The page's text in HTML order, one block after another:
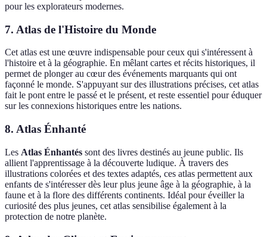
pour les explorateurs modernes.
7. Atlas de l'Histoire du Monde
Cet atlas est une œuvre indispensable pour ceux qui s'intéressent à
l'histoire et à la géographie. En mêlant cartes et récits historiques, il
permet de plonger au cœur des événements marquants qui ont
façonné le monde. S'appuyant sur des illustrations précises, cet atlas
fait le pont entre le passé et le présent, et reste essentiel pour éduquer
sur les connexions historiques entre les nations.
8. Atlas Énhanté
Les Atlas Énhantés sont des livres destinés au jeune public. Ils
allient l'apprentissage à la découverte ludique. À travers des
illustrations colorées et des textes adaptés, ces atlas permettent aux
enfants de s'intéresser dès leur plus jeune âge à la géographie, à la
faune et à la flore des différents continents. Idéal pour éveiller la
curiosité des plus jeunes, cet atlas sensibilise également à la
protection de notre planète.